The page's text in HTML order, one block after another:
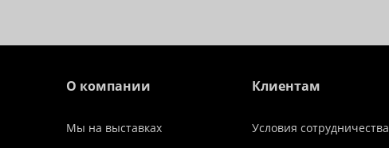
О компании
Мы на выставках
Клиентам
Условия сотрудничества